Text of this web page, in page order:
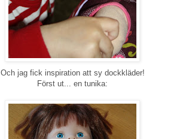
Och jag fick inspiration att sy dockkläder!
Först ut... en tunika: